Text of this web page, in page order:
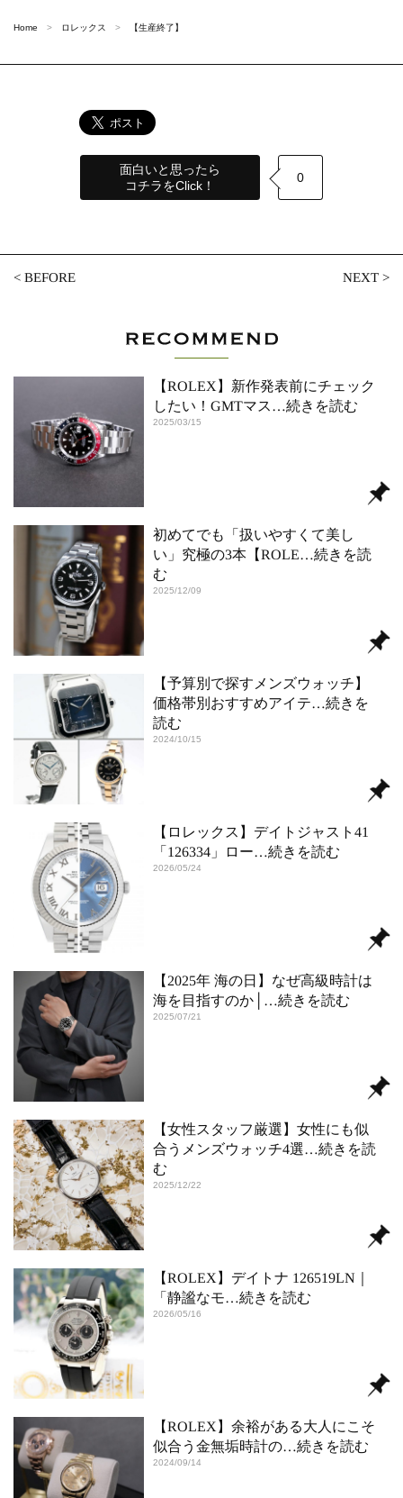
Home ロレックス 【生産終了】
面白いと思ったら
コチラをClick！
0
<BEFORE NEXT>
【ROLEX】新作発表前にチェック
したい！GMTマス…続きを読む
2025/03/15
初めてでも「扱いやすくて美し
い」究極の3本【ROLE…続きを読
む
2025/12/09
【予算別で探すメンズウォッチ】
価格帯別おすすめアイテ…続きを
読む
2024/10/15
【ロレックス】デイトジャスト41
「126334」ロー…続きを読む
2026/05/24
【2025年 海の日】なぜ高級時計は
海を目指すのか│ …続きを読む
2025/07/21
【女性スタッフ厳選】女性にも似
合うメンズウォッチ4選…続きを読
む
2025/12/22
【ROLEX】デイトナ 126519LN｜
「静謐なモ…続きを読む
2026/05/16
【ROLEX】余裕がある大人にこそ
似合う金無垢時計の…続きを読む
2024/09/14